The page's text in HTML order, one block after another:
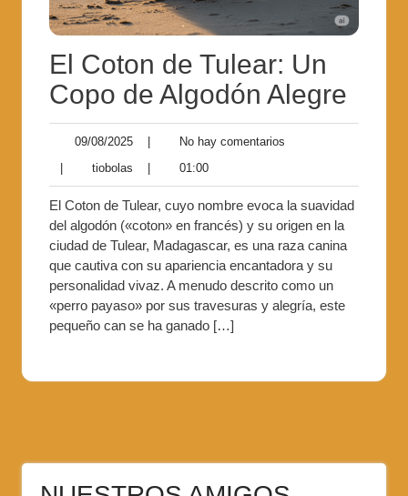
El Coton de Tulear: Un
Copo de Algodón Alegre
09/08/2025
No hay comentarios
tiobolas 01:00
El Coton de Tulear, cuyo nombre evoca la suavidad
del algodón («coton» en francés) y su origen en la
ciudad de Tulear, Madagascar, es una raza canina
que cautiva con su apariencia encantadora y su
personalidad vivaz. A menudo descrito como un
«perro payaso» por sus travesuras y alegría, este
pequeño can se ha ganado […]